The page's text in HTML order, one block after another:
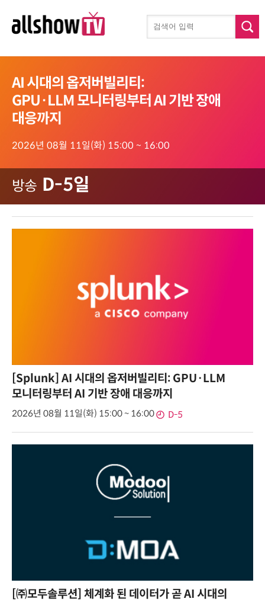
방송 D-5일
AI 시대의 옵저버빌리티:
GPU·LLM 모니터링부터 AI 기반 장애
대응까지
2026년 08월 11일(화) 15:00 ~ 16:00
[Splunk] AI 시대의 옵저버빌리티: GPU·LLM
모니터링부터 AI 기반 장애 대응까지
2026년 08월 11일(화) 15:00 ~ 16:00 D-5
[㈜모두솔루션] 체계화 된 데이터가 곧 AI 시대의